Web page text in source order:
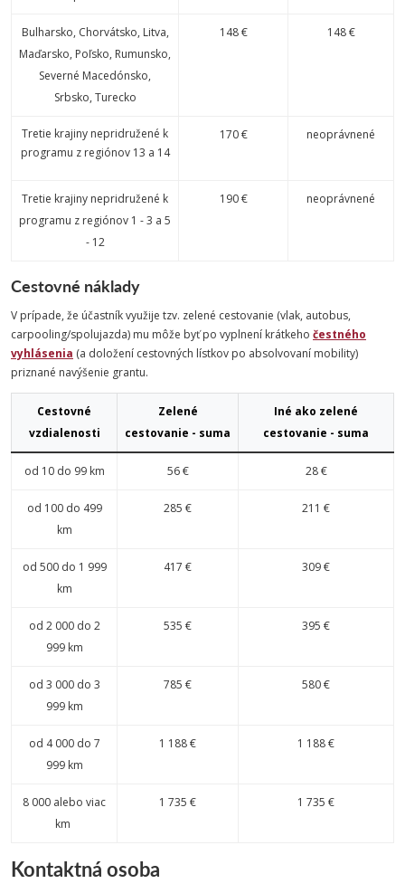
Bulharsko, Chorvátsko, Litva,
Maďarsko, Poľsko, Rumunsko,
Severné Macedónsko,
Srbsko, Turecko
148 € 148 €
Tretie krajiny nepridružené k
programu z regiónov 13 a 14
170 € neoprávnené
Tretie krajiny nepridružené k
programu z regiónov 1 - 3 a 5
- 12
190 € neoprávnené
Cestovné náklady
V prípade, že účastník využije tzv. zelené cestovanie (vlak, autobus,
carpooling/spolujazda) mu môže byť po vyplnení krátkeho čestného
vyhlásenia (a doložení cestovných lístkov po absolvovaní mobility)
priznané navýšenie grantu.
Cestovné
vzdialenosti
Zelené
cestovanie - suma
Iné ako zelené
cestovanie - suma
od 10 do 99 km 56 € 28 €
od 100 do 499
km
285 € 211 €
od 500 do 1 999
km
417 € 309 €
od 2 000 do 2
999 km
535 € 395 €
od 3 000 do 3
999 km
785 € 580 €
od 4 000 do 7
999 km
1 188 € 1 188 €
8 000 alebo viac
km
1 735 € 1 735 €
Kontaktná osoba